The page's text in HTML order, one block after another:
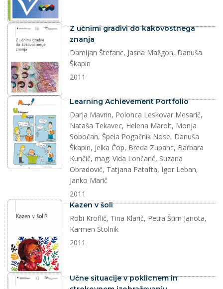
dokument
Z učnimi gradivi do kakovostnega
znanja
Damijan Štefanc, Jasna Mažgon, Danuša
Škapin
2011
dokument
Learning Achievement Portfolio
Darja Mavrin, Polonca Leskovar Mesarič,
Nataša Tekavec, Helena Marolt, Monja
Sobočan, Špela Pogačnik Nose, Danuša
Škapin, Jelka Čop, Breda Zupanc, Barbara
Kunčič, mag. Vida Lončarič, Suzana
Obradovič, Tatjana Patafta, Igor Leban,
Janko Marič
2011
dokument
Kazen v šoli
Robi Kroflič, Tina Klarič, Petra Štirn Janota,
Karmen Stolnik
2011
dokument
Učne situacije v poklicnem in